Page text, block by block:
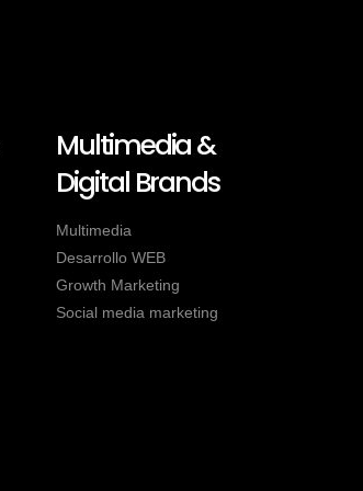
Multimedia &
Digital Brands
Multimedia
Desarrollo WEB
Growth Marketing
Social media marketing